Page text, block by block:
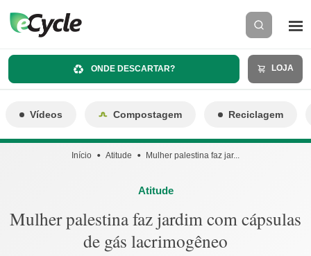
ONDE DESCARTAR? LOJA
Vídeos Compostagem Reciclagem
Início Atitude Mulher palestina faz jar...
Atitude
Mulher palestina faz jardim com cápsulas
de gás lacrimogêneo